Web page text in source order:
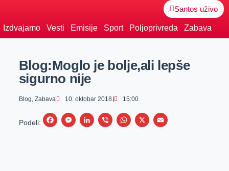
Santos uživo
Izdvajamo Vesti Emisije Sport Poljoprivreda Zabava
Blog:Moglo je bolje,ali lepše
sigurno nije
Blog, Zabava 10. oktobar 2018. 15:00
Podeli:
F
M
L
V
W
X
E